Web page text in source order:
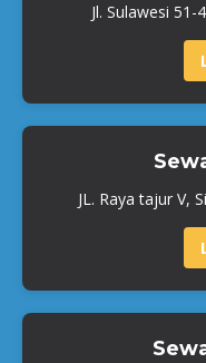
Jl. Sulawesi
JL. Raya tajur V,